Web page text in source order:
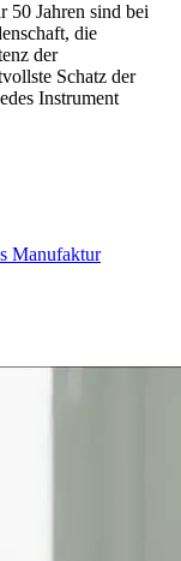
50 Jahren sind bei
die
der
Schatz der
Instrument
Manufaktur